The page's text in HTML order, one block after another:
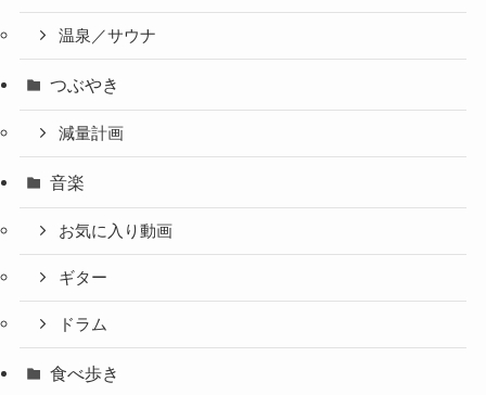
温泉／サウナ
つぶやき
減量計画
音楽
お気に入り動画
ギター
ドラム
食べ歩き